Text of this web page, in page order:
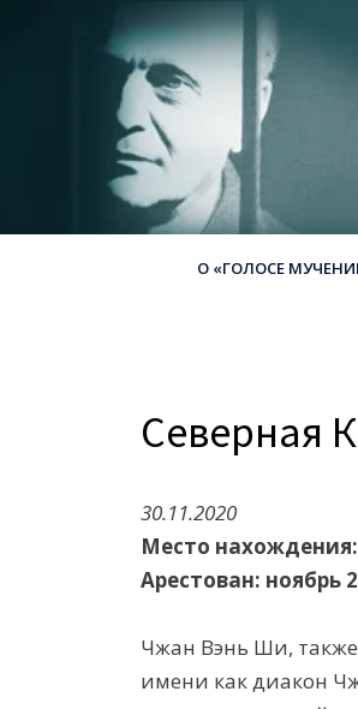
О «ГОЛОСЕ
Северная
30.11.2020
Место
Арестован: ноябрь
Чжан Вэнь Ши,
имени как диакон